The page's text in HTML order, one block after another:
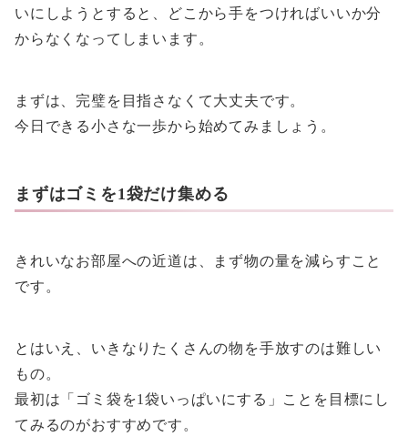
いにしようとすると、どこから手をつければいいか分
からなくなってしまいます。
まずは、完璧を目指さなくて大丈夫です。
今日できる小さな一歩から始めてみましょう。
まずはゴミを1袋だけ集める
きれいなお部屋への近道は、まず物の量を減らすこと
です。
とはいえ、いきなりたくさんの物を手放すのは難しい
もの。
最初は「ゴミ袋を1袋いっぱいにする」ことを目標にし
てみるのがおすすめです。